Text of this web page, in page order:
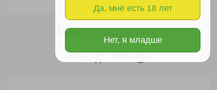
Да, мне есть 18 лет
Нет, я младше
Мы в соцсетях: